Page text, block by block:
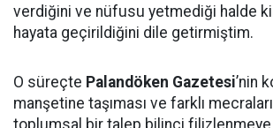
verdiğini ve nüfusu yetmediği halde
hayata geçirildiğini dile getirmiştim.
O süreçte Palandöken Gazetesi’nin
manşetine taşıması ve farklı
toplumsal bir talep bilinci filizlenmeye